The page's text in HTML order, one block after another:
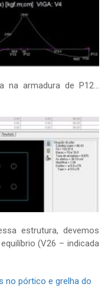
na armadura de P12…
estrutura, devemos
(V26 – indicada
no pórtico e grelha do